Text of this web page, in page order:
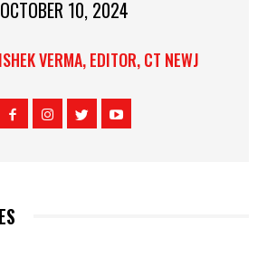
OCTOBER 10, 2024
VERMA, EDITOR, CT NEWJ